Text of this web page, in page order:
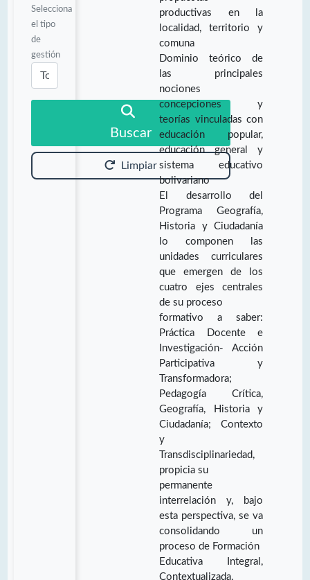
Selecciona
el tipo
de
gestión
Buscar
Limpiar
productivas en la
localidad, territorio y
comuna
Dominio teórico de
las principales
nociones
concepciones y
teorías vinculadas con
educación popular,
educación general y
sistema educativo
bolivariano
El desarrollo del
Programa Geografía,
Historia y Ciudadanía
lo componen las
unidades curriculares
que emergen de los
cuatro ejes centrales
de su proceso
formativo a saber:
Práctica Docente e
Investigación- Acción
Participativa y
Transformadora;
Pedagogía Crítica,
Geografía, Historia y
Ciudadanía; Contexto
y
Transdisciplinariedad,
propicia su
permanente
interrelación y, bajo
esta perspectiva, se va
consolidando un
proceso de Formación
Educativa Integral,
Contextualizada,